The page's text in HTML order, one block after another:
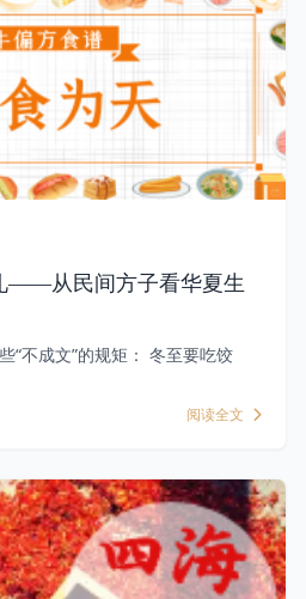
——从民间方子看华夏生
“不成文”的规矩： 冬至要吃饺
阅读全文